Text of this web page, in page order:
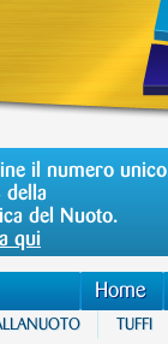
il numero unico
della
del Nuoto.
qui
Home
TUFFI